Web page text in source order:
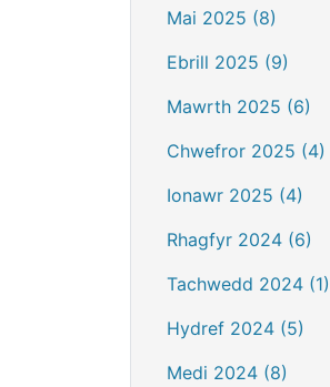
Mai 2025 (8)
Ebrill 2025 (9)
Mawrth 2025 (6)
Chwefror 2025 (4)
Ionawr 2025 (4)
Rhagfyr 2024 (6)
Tachwedd 2024 (1)
Hydref 2024 (5)
Medi 2024 (8)